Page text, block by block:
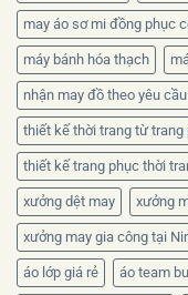
may áo sơ mi đồng phục
máy bánh hóa thạch
nhận may đồ theo yêu
thiết kế thời trang từ
thiết kế trang phục thời
xưởng dệt may xưởng
xưởng may gia công tại
áo lớp giá rẻ áo team